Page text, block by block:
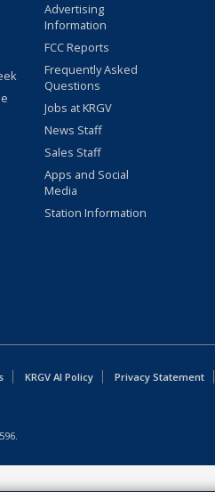
Advertising
Information
FCC Reports
Frequently Asked
Questions
Jobs at KRGV
News Staff
Sales Staff
Apps and Social
Media
Station Information
KRGV AI Policy Privacy Statement